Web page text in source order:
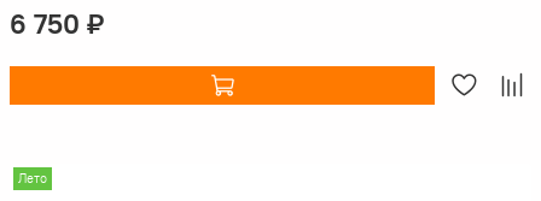
6 750 ₽
Лето